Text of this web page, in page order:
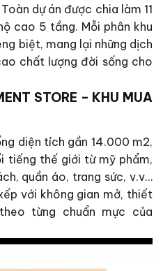
dự án được chia làm 11
cao 5 tầng. Mỗi phân khu
biệt, mang lại những dịch
chất lượng đời sống cho
STORE – KHU MUA
diện tích gần 14.000 m2,
tiếng thế giới từ mỹ phẩm,
quần áo, trang sức, v.v…
với không gian mở, thiết
từng chuẩn mực của